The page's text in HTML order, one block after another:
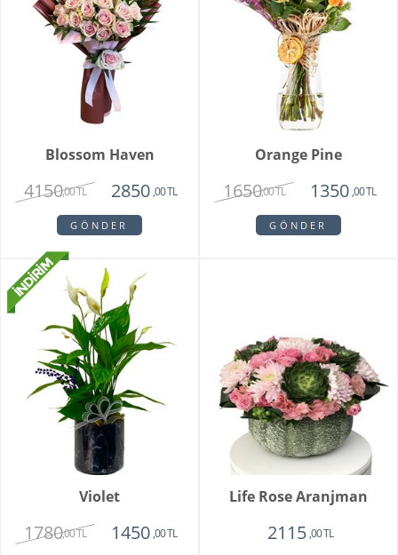
Blossom Haven
4150,00 TL 2850 ,00 TL
GÖNDER
Orange Pine
1650,00 TL 1350 ,00 TL
GÖNDER
Violet
1780,00 TL 1450 ,00 TL
Life Rose Aranjman
2115 ,00 TL